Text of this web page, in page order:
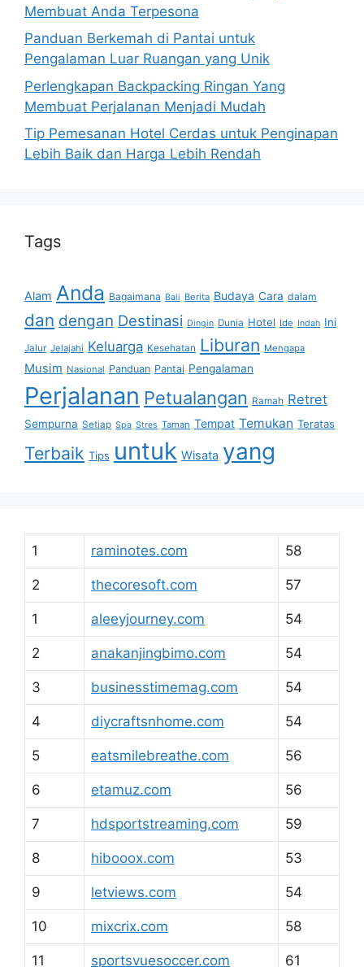
Membuat Anda Terpesona
Panduan Berkemah di Pantai untuk
Pengalaman Luar Ruangan yang Unik
Perlengkapan Backpacking Ringan Yang
Membuat Perjalanan Menjadi Mudah
Tip Pemesanan Hotel Cerdas untuk Penginapan
Lebih Baik dan Harga Lebih Rendah
Tags
Alam Anda Bagaimana Bali Berita Budaya Cara dalam
dan dengan Destinasi Dingin Dunia Hotel Ide Indah Ini
Jalur Jelajahi Keluarga Kesehatan Liburan Mengapa
Musim Nasional Panduan Pantai Pengalaman
Perjalanan Petualangan Ramah Retret
Sempurna Setiap Spa Stres Taman Tempat Temukan Teratas
Terbaik Tips untuk Wisata yang
1 raminotes.com 58
2 thecoresoft.com 57
1 aleeyjourney.com 54
2 anakanjingbimo.com 54
3 businesstimemag.com 54
4 diycraftsnhome.com 54
5 eatsmilebreathe.com 56
6 etamuz.com 56
7 hdsportstreaming.com 59
8 hibooox.com 53
9 letviews.com 54
10 mixcrix.com 58
11 sportsvuesoccer.com 61